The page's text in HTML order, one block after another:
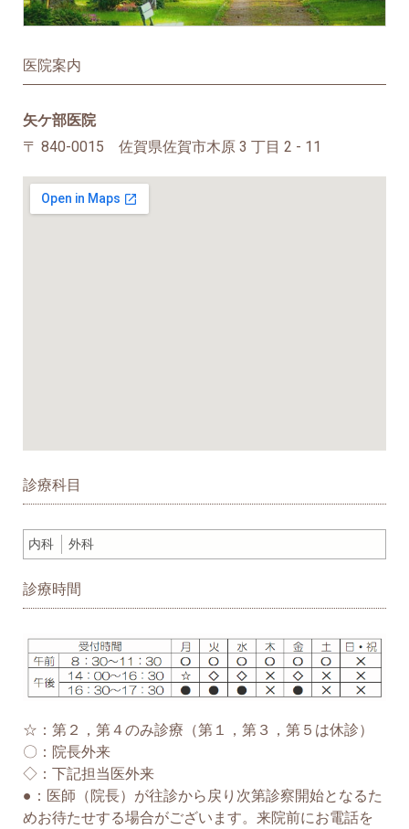
医院案内
矢ケ部医院
〒 840-0015 佐賀県佐賀市木原 3 丁目 2 - 11
診療科目
内科 外科
診療時間
☆：第２，第４のみ診療（第１，第３，第５は休診）
〇：院長外来
◇：下記担当医外来
●：医師（院長）が往診から戻り次第診察開始となるた
めお待たせする場合がございます。来院前にお電話を